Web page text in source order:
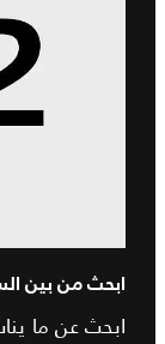
ابحث من بين
ابحث عن ما